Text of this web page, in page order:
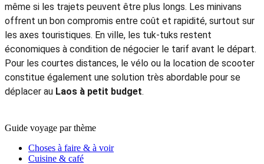
même si les trajets peuvent être plus longs. Les minivans
offrent un bon compromis entre coût et rapidité, surtout sur
les axes touristiques. En ville, les tuk-tuks restent
économiques à condition de négocier le tarif avant le départ.
Pour les courtes distances, le vélo ou la location de scooter
constitue également une solution très abordable pour se
déplacer au Laos à petit budget.
Guide voyage par thème
Choses à faire & à voir
Cuisine & café